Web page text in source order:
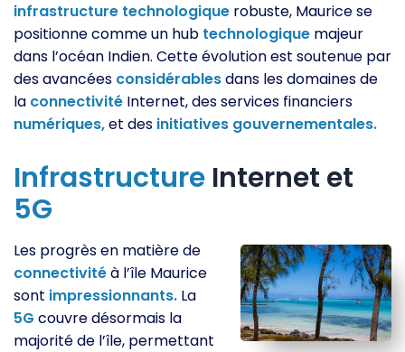
infrastructure technologique robuste, Maurice se
positionne comme un hub technologique majeur
dans l’océan Indien. Cette évolution est soutenue par
des avancées considérablesdans les domaines de
la connectivité Internet, des services financiers
numériques,et des initiatives gouvernementales.
Infrastructure Internet et
5G
Les progrès en matière de
connectivitéà l’île Maurice
sont impressionnants. La
5G couvre désormais la
majorité de l’île, permettant